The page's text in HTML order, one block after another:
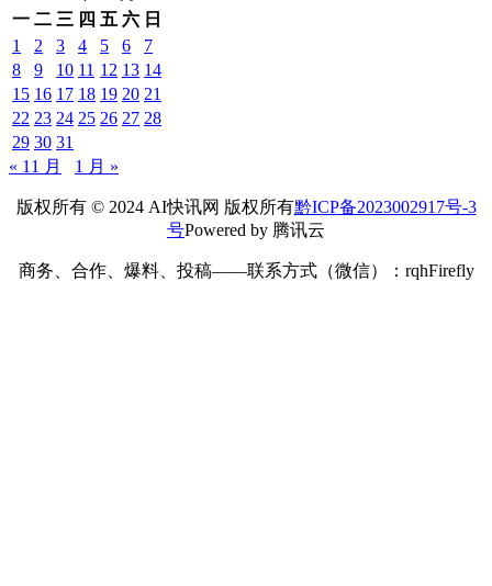
一 二 三 四 五 六 日
1
2 3 4 5 6
7
8
9 10 11 12 13 14
15 16 17 18 19 20 21
22 23 24 25 26 27 28
29 30 31
« 11 月
1 月 »
版权所有 © 2024 AI快讯网 版权所有黔ICP备2023002917号-3
号Powered by 腾讯云
商务、合作、爆料、投稿——联系方式（微信）：rqhFirefly